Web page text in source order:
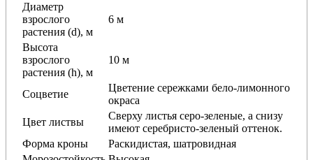
Диаметр
взрослого
растения (d), м
6 м
Высота
взрослого
растения (h), м
10 м
Соцветие
Цветение сережками бело-лимонного
окраса
Цвет листвы
Сверху листья серо-зеленые, а снизу
имеют серебристо-зеленый оттенок.
Форма кроны
Раскидистая, шатровидная